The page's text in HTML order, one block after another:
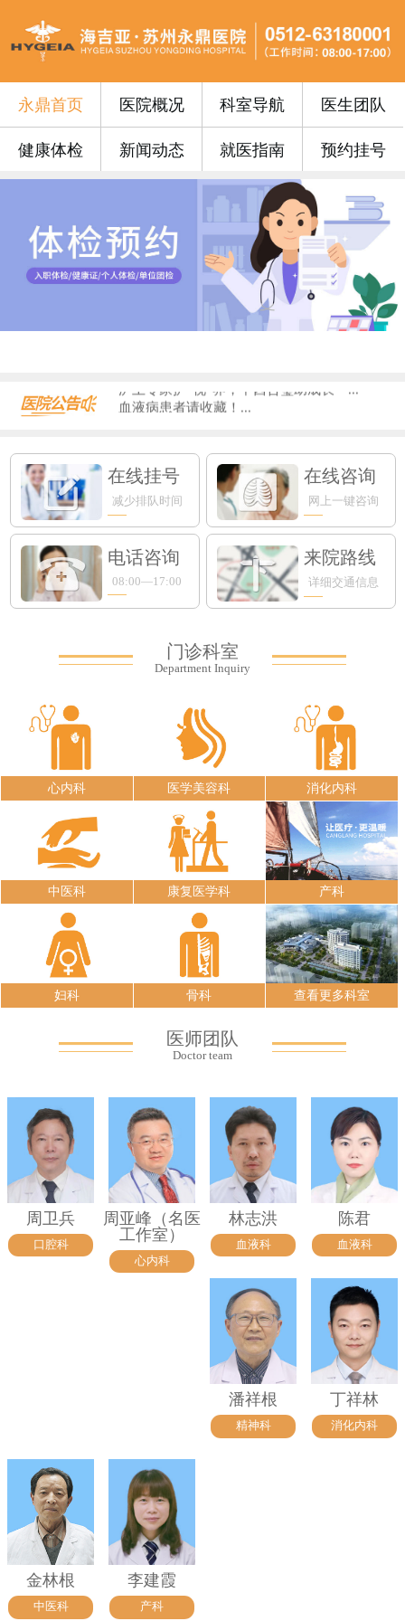
永鼎首页 医院概况 科室导航 医生团队
健康体检 新闻动态 就医指南 预约挂号
永鼎门诊丨苏州永鼎医院3月17日—3...
便民公告 | 苏州永鼎医院“云影像”...
便民公告｜我院便民门诊挂号费0元！...
便民公告丨苏州永鼎医院早7点开设早门...
便民公告丨65周岁以上的老年朋友在苏...
血液病患者请收藏！...
在线挂号
减少排队时间
在线咨询
网上一键咨询
电话咨询
08:00—17:00
来院路线
详细交通信息
门诊科室
Department Inquiry
心内科 医学美容科 消化内科
中医科 康复医学科 产科
妇科 骨科 查看更多科室
医师团队
Doctor team
周卫兵
口腔科
周亚峰（名医
工作室）
心内科
林志洪
血液科
陈君
血液科
潘祥根
精神科
丁祥林
消化内科
金林根
中医科
李建霞
产科